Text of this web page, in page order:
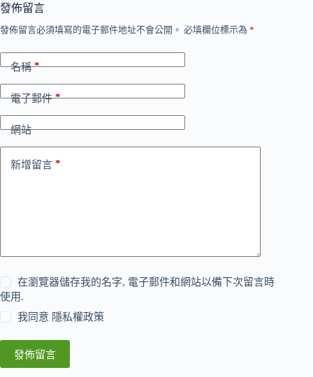
發佈留言
發佈留言必須填寫的電子郵件地址不會公開。 必填欄位標示為 *
名稱*
電子郵件*
網站
新增留言 *
在瀏覽器儲存我的名字, 電子郵件和網站以備下次留言時
使用.
我同意 隱私權政策
發佈留言